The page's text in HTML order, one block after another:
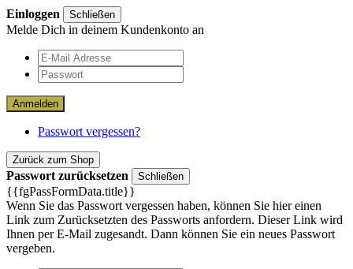
Einloggen Schließen
Melde Dich in deinem Kundenkonto an
Anmelden
Passwort vergessen?
Zurück zum Shop
Passwort zurücksetzen Schließen
{{fgPassFormData.title}}
Wenn Sie das Passwort vergessen haben, können Sie hier einen
Link zum Zurücksetzten des Passworts anfordern. Dieser Link wird
Ihnen per E-Mail zugesandt. Dann können Sie ein neues Passwort
vergeben.